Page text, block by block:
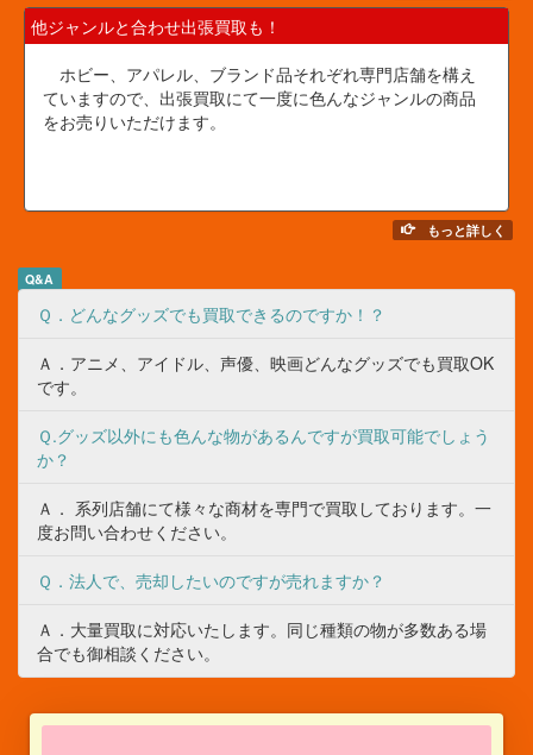
他ジャンルと合わせ出張買取も！
ホビー、アパレル、ブランド品それぞれ専門店舗を構え
ていますので、出張買取にて一度に色んなジャンルの商品
をお売りいただけます。
もっと詳しく
Q&A
Ｑ．どんなグッズでも買取できるのですか！？
Ａ．アニメ、アイドル、声優、映画どんなグッズでも買取OK
です。
Ｑ.グッズ以外にも色んな物があるんですが買取可能でしょう
か？
Ａ． 系列店舗にて様々な商材を専門で買取しております。一
度お問い合わせください。
Ｑ．法人で、売却したいのですが売れますか？
Ａ．大量買取に対応いたします。同じ種類の物が多数ある場
合でも御相談ください。